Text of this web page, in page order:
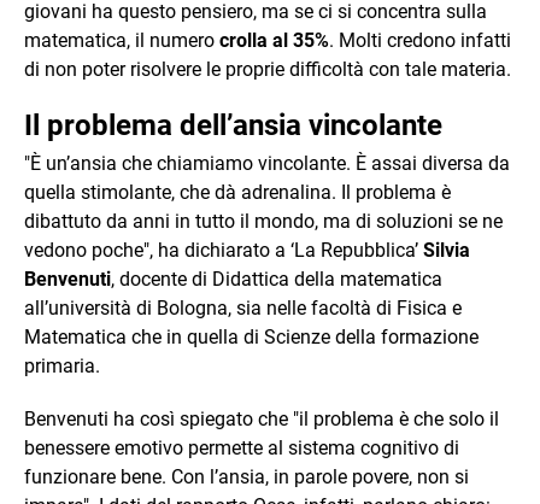
giovani ha questo pensiero, ma se ci si concentra sulla
matematica, il numero crolla al 35%. Molti credono infatti
di non poter risolvere le proprie difficoltà con tale materia.
Il problema dell’ansia vincolante
"È un’ansia che chiamiamo vincolante. È assai diversa da
quella stimolante, che dà adrenalina. Il problema è
dibattuto da anni in tutto il mondo, ma di soluzioni se ne
vedono poche", ha dichiarato a ‘La Repubblica’ Silvia
Benvenuti, docente di Didattica della matematica
all’università di Bologna, sia nelle facoltà di Fisica e
Matematica che in quella di Scienze della formazione
primaria.
Benvenuti ha così spiegato che "il problema è che solo il
benessere emotivo permette al sistema cognitivo di
funzionare bene. Con l’ansia, in parole povere, non si